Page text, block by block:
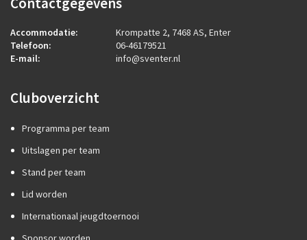
Accommodatie:
Krompatte 2, 7468 AS, Enter
Telefoon:
06-46179521
E-mail:
info@sventer.nl
Cluboverzicht
Programma per team
Uitslagen per team
Stand per team
Lid worden
Internationaal jeugdtoernooi